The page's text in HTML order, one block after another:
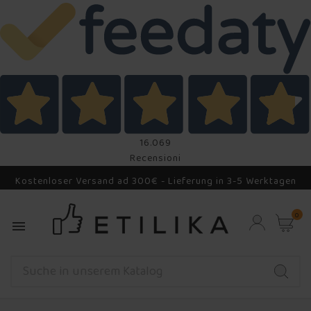
16.069
Recensioni
Kostenloser Versand ad 300€ - Lieferung in 3-5 Werktagen

0